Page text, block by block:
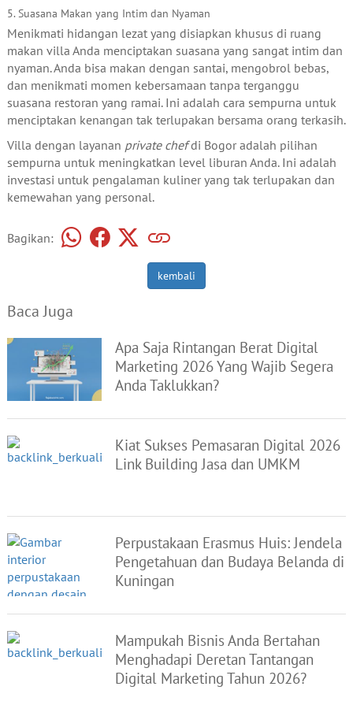
5. Suasana Makan yang Intim dan Nyaman
Menikmati hidangan lezat yang disiapkan khusus di ruang
makan villa Anda menciptakan suasana yang sangat intim dan
nyaman. Anda bisa makan dengan santai, mengobrol bebas,
dan menikmati momen kebersamaan tanpa terganggu
suasana restoran yang ramai. Ini adalah cara sempurna untuk
menciptakan kenangan tak terlupakan bersama orang terkasih.
Villa dengan layanan private chefdi Bogor adalah pilihan
sempurna untuk meningkatkan level liburan Anda. Ini adalah
investasi untuk pengalaman kuliner yang tak terlupakan dan
kemewahan yang personal.
Bagikan:
kembali
Baca Juga
Apa Saja Rintangan Berat Digital
Marketing 2026 Yang Wajib Segera
Anda Taklukkan?
Kiat Sukses Pemasaran Digital 2026
Link Building Jasa dan UMKM
Perpustakaan Erasmus Huis: Jendela
Pengetahuan dan Budaya Belanda di
Kuningan
Mampukah Bisnis Anda Bertahan
Menghadapi Deretan Tantangan
Digital Marketing Tahun 2026?